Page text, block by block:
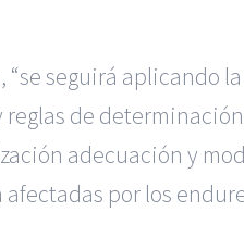
seguirá aplicando
de
adecuación y
afectadas por los